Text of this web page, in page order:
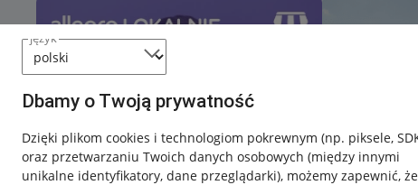
język
Dbamy o Twoją prywatność
Dzięki plikom cookies i technologiom pokrewnym (np. piksele,
oraz przetwarzaniu Twoich danych osobowych (między innymi
unikalne identyfikatory, dane przeglądarki), możemy zapewnić, że